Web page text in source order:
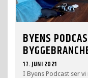
BYENS
17. JUNI 2021
I Byens Podcast ser